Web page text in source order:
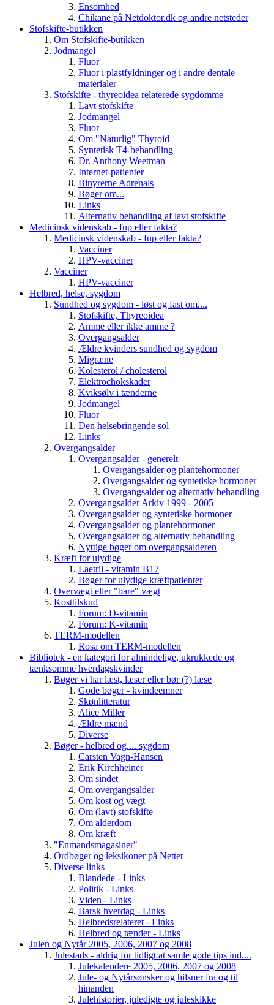
Ensomhed
Chikane på Netdoktor.dk og andre netsteder
Stofskifte-butikken
Om Stofskifte-butikken
Jodmangel
Fluor
Fluor i plastfyldninger og i andre dentale
materialer
Stofskifte - thyreoidea relaterede sygdomme
Lavt stofskifte
Jodmangel
Fluor
Om "Naturlig" Thyroid
Syntetisk T4-behandling
Dr. Anthony Weetman
Internet-patienter
Binyrerne Adrenals
Bøger om...
Links
Alternativ behandling af lavt stofskifte
Medicinsk videnskab - fup eller fakta?
Medicinsk videnskab - fup eller fakta?
Vacciner
HPV-vacciner
Vacciner
HPV-vacciner
Helbred, helse, sygdom
Sundhed og sygdom - løst og fast om....
Stofskifte, Thyreoidea
Amme eller ikke amme ?
Overgangsalder
Ældre kvinders sundhed og sygdom
Migræne
Kolesterol / cholesterol
Elektrochokskader
Kviksølv i tænderne
Jodmangel
Fluor
Den helsebringende sol
Links
Overgangsalder
Overgangsalder - generelt
Overgangsalder og plantehormoner
Overgangsalder og syntetiske hormoner
Overgangsalder og alternativ behandling
Overgangsalder Arkiv 1999 - 2005
Overgangsalder og syntetiske hormoner
Overgangsalder og plantehormoner
Overgangsalder og alternativ behandling
Nyttige bøger om overgangsalderen
Kræft for ulydige
Laetril - vitamin B17
Bøger for ulydige kræftpatienter
Overvægt eller "bare" vægt
Kosttilskud
Forum: D-vitamin
Forum: K-vitamin
TERM-modellen
Rosa om TERM-modellen
Bibliotek - en kategori for almindelige, ukrukkede og
tænksomme hverdagskvinder
Bøger vi har læst, læser eller bør (?) læse
Gode bøger - kvindeemner
Skønlitteratur
Alice Miller
Ældre mænd
Diverse
Bøger - helbred og.... sygdom
Carsten Vagn-Hansen
Erik Kirchheiner
Om sindet
Om overgangsalder
Om kost og vægt
Om (lavt) stofskifte
Om alderdom
Om kræft
"Enmandsmagasiner"
Ordbøger og leksikoner på Nettet
Diverse links
Blandede - Links
Politik - Links
Viden - Links
Barsk hverdag - Links
Helbredsrelateret - Links
Helbred og tænder - Links
Julen og Nytår 2005, 2006, 2007 og 2008
Julestads - aldrig for tidligt at samle gode tips ind....
Julekalendere 2005, 2006, 2007 og 2008
Jule- og Nytårsønsker og hilsner fra og til
hinanden
Julehistorier, juledigte og juleskikke